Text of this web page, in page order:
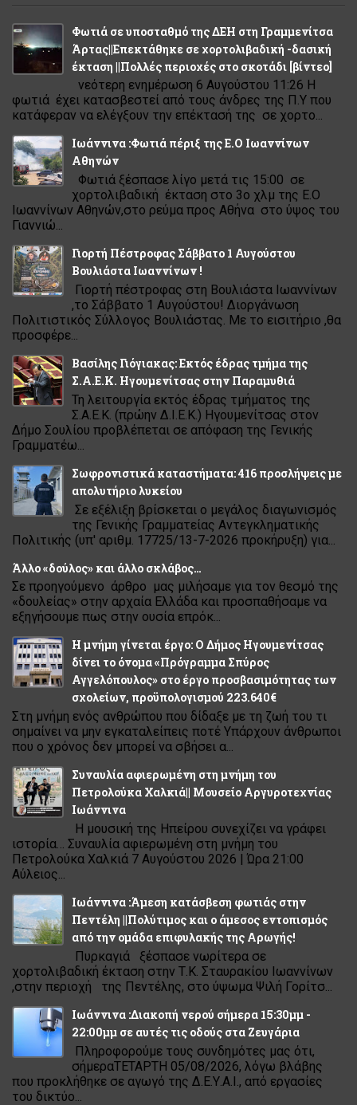
Φωτιά σε υποσταθμό της ΔΕΗ στη Γραμμενίτσα
Άρτας||Επεκτάθηκε σε χορτολιβαδική -δασική
έκταση ||Πολλές περιοχές στο σκοτάδι [βίντεο]
νεότερη ενημέρωση 6 Αυγούστου 11:26 Η
φωτιά έχει κατασβεστεί από τους άνδρες της Π.Υ που
κατάφεραν να ελέγξουν την επέκτασή της σε χορτο...
Ιωάννινα :Φωτιά πέριξ της Ε.Ο Ιωαννίνων
Αθηνών
Φωτιά ξέσπασε λίγο μετά τις 15:00 σε
χορτολιβαδική έκταση στο 3ο χλμ της Ε.Ο
Ιωαννίνων Αθηνών,στο ρεύμα προς Αθήνα στο ύψος του
Γιαννιώ...
Γιορτή Πέστροφας Σάββατο 1 Αυγούστου
Βουλιάστα Ιωαννίνων !
Γιορτή πέστροφας στη Βουλιάστα Ιωαννίνων
,το Σάββατο 1 Αυγούστου! Διοργάνωση
Πολιτιστικός Σύλλογος Βουλιάστας. Με το εισιτήριο ,θα
προσφέρε...
Βασίλης Γιόγιακας: Εκτός έδρας τμήμα της
Σ.Α.Ε.Κ. Ηγουμενίτσας στην Παραμυθιά
Τη λειτουργία εκτός έδρας τμήματος της
Σ.Α.Ε.Κ. (πρώην Δ.Ι.Ε.Κ.) Ηγουμενίτσας στον
Δήμο Σουλίου προβλέπεται σε απόφαση της Γενικής
Γραμματέω...
Σωφρονιστικά καταστήματα: 416 προσλήψεις με
απολυτήριο λυκείου
Σε εξέλιξη βρίσκεται ο μεγάλος διαγωνισμός
της Γενικής Γραμματείας Αντεγκληματικής
Πολιτικής (υπ' αριθμ. 17725/13-7-2026 προκήρυξη) για...
Άλλο «δούλος» και άλλο σκλάβος…
Σε προηγούμενο άρθρο μας μιλήσαμε για τον θεσμό της
«δουλείας» στην αρχαία Ελλάδα και προσπαθήσαμε να
εξηγήσουμε πως στην ουσία επρόκ...
Η μνήμη γίνεται έργο: Ο Δήμος Ηγουμενίτσας
δίνει το όνομα «Πρόγραμμα Σπύρος
Αγγελόπουλος» στο έργο προσβασιμότητας των
σχολείων, προϋπολογισμού 223.640€
Στη μνήμη ενός ανθρώπου που δίδαξε με τη ζωή του τι
σημαίνει να μην εγκαταλείπεις ποτέ Υπάρχουν άνθρωποι
που ο χρόνος δεν μπορεί να σβήσει α...
Συναυλία αφιερωμένη στη μνήμη του
Πετρολούκα Χαλκιά|| Μουσείο Αργυροτεχνίας
Ιωάννινα
Η μουσική της Ηπείρου συνεχίζει να γράφει
ιστορία… Συναυλία αφιερωμένη στη μνήμη του
Πετρολούκα Χαλκιά 7 Αυγούστου 2026 | Ώρα 21:00
Αύλειος...
Ιωάννινα :Άμεση κατάσβεση φωτιάς στην
Πεντέλη ||Πολύτιμος και ο άμεσος εντοπισμός
από την ομάδα επιφυλακής της Αρωγής!
Πυρκαγιά ξέσπασε νωρίτερα σε
χορτολιβαδική έκταση στην Τ.Κ. Σταυρακίου Ιωαννίνων
,στην περιοχή της Πεντέλης, στο ύψωμα Ψιλή Γορίτσ...
Ιωάννινα :Διακοπή νερού σήμερα 15:30μμ -
22:00μμ σε αυτές τις οδούς στα Ζευγάρια
Πληροφορούμε τους συνδημότες μας ότι,
σήμεραΤΕΤΑΡΤΗ 05/08/2026, λόγω βλάβης
που προκλήθηκε σε αγωγό της Δ.Ε.Υ.Α.Ι., από εργασίες
του δικτύο...